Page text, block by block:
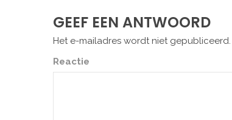
GEEF EEN ANTWOORD
Het e-mailadres wordt niet gepubliceerd.
Reactie